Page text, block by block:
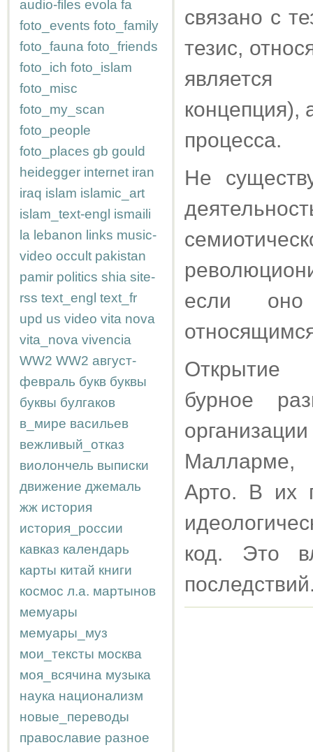
audio-files evola fa
foto_events foto_family
foto_fauna foto_friends
foto_ich foto_islam
foto_misc
foto_my_scan
foto_people
foto_places gb gould
heidegger internet iran
iraq islam islamic_art
islam_text-engl ismaili
la lebanon links music-
video occult pakistan
pamir politics shia site-
rss text_engl text_fr
upd us video vita nova
vita_nova vivencia
WW2 WW2 август-
февраль букв буквы
буквы булгаков
в_мире васильев
вежливый_отказ
виолончель выписки
движение джемаль
жж история
история_россии
кавказ календарь
карты китай книги
космос л.а. мартынов
мемуары
мемуары_муз
мои_тексты москва
моя_всячина музыка
наука национализм
новые_переводы
православие разное
связано с
тезис,
является
концепция),
процесса.
Не
если оно
Открытие
бурное
Малларме,
Арто. В их
код. Это